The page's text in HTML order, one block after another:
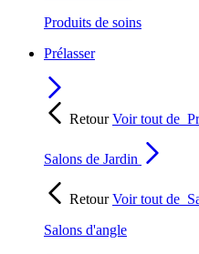
Produits de soins
Prélasser
RetourVoir tout de
Salons de Jardin
RetourVoir tout de
Salons d'angle